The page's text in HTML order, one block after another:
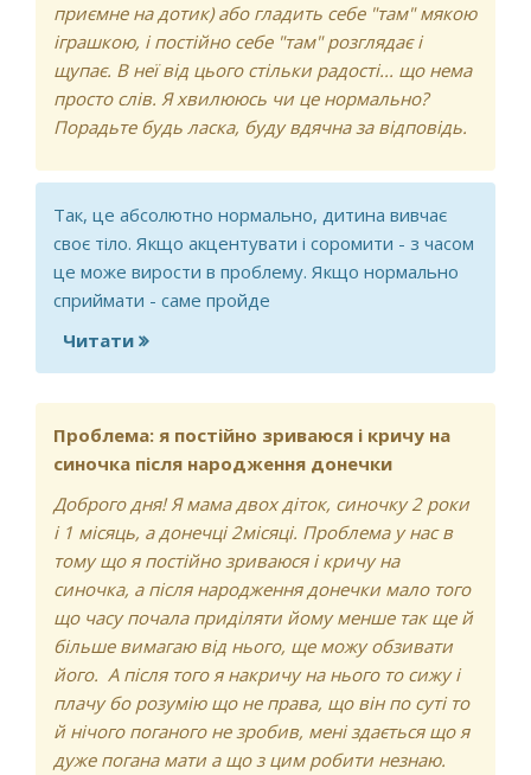
приємне на дотик) або гладить себе "там" мякою
іграшкою, і постійно себе "там" розглядає і
щупає. В неї від цього стільки радості... що нема
просто слів. Я хвилююсь чи це нормально?
Порадьте будь ласка, буду вдячна за відповідь.
Так, це абсолютно нормально, дитина вивчає
своє тіло. Якщо акцентувати і соромити - з часом
це може вирости в проблему. Якщо нормально
сприймати - саме пройде
Читати про Моя дитина вдома постійно знімає
штани і труси, потім замотує свою
дупу дитячим одіялом, чи це
нормально?
Проблема: я постійно зриваюся і кричу на
синочка після народження донечки
Доброго дня! Я мама двох діток, синочку 2 роки
і 1 місяць, а донечці 2місяці. Проблема у нас в
тому що я постійно зриваюся і кричу на
синочка, а після народження донечки мало того
що часу почала приділяти йому менше так ще й
більше вимагаю від нього, ще можу обзивати
його. А після того я накричу на нього то сижу і
плачу бо розумію що не права, що він по суті то
й нічого поганого не зробив, мені здається що я
дуже погана мати а що з цим робити незнаю.